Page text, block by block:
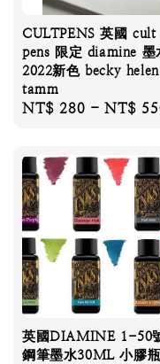
CULTPENS 英國 cult
pens 限定 diamine 墨
2022新色 becky helen
tamm
Regular
NT$ 280 -NT$
英國DIAMINE 1-50
鋼筆墨水30ML 小膠瓶